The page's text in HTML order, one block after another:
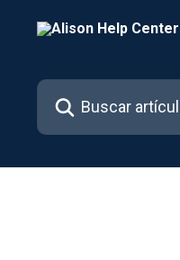
Buscar artículos...